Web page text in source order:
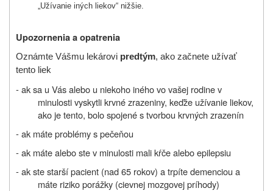
„Užívanie iných liekov“ nižšie.
Upozornenia a opatrenia
Oznámte Vášmu lekárovi predtým, ako začnete užívať
tento liek
- ak sa u Vás alebo u niekoho iného vo vašej rodine v
minulosti vyskytli krvné zrazeniny, keďže užívanie liekov,
ako je tento, bolo spojené s tvorbou krvných zrazenín
- ak máte problémy s pečeňou
- ak máte alebo ste v minulosti mali kŕče alebo epilepsiu
- ak ste starší pacient (nad 65 rokov) a trpíte demenciou a
máte riziko porážky (cievnej mozgovej príhody)